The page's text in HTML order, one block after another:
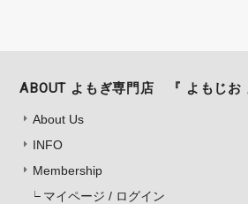
う どうぞ宜しくお
ABOUT よもぎ専門店 『 よもじお
About Us
INFO
Membership
マイページ / ログイン